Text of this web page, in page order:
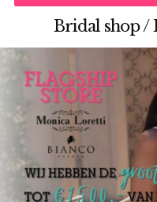
Bridal shop /